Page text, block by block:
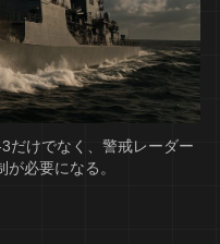
だけでなく、警戒レーダー
必要になる。